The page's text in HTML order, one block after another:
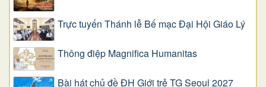
Trực tuyến Thánh lễ Bế mạc Đại Hội Giáo Lý
Thông điệp Magnifica Humanitas
Bài hát chủ đề ĐH Giới trẻ TG Seoul 2027